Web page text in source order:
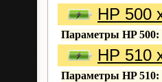
HP 500
Параметры HP 500:
HP 510
Параметры HP 510: